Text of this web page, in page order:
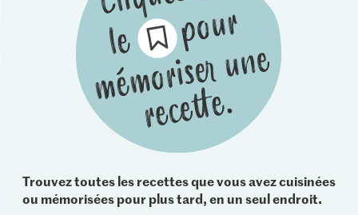
Trouvez toutes les recettes que vous avez cuisinées
ou mémorisées pour plus tard, en un seul endroit.